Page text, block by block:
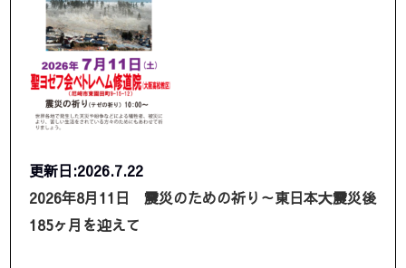
更新日:2026.7.22
2026年8月11日 震災のための祈り～東日本大震災後
185ヶ月を迎えて